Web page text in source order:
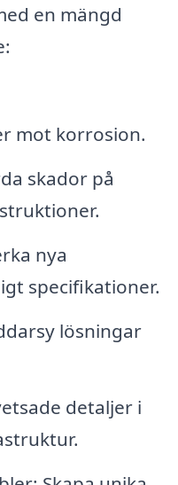
en mängd
mot korrosion.
skador på
nya
specifikationer.
lösningar
detaljer i